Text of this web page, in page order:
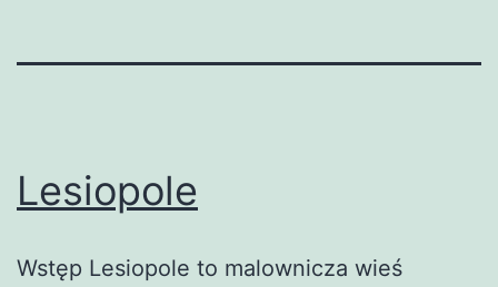
Lesiopole
Wstęp Lesiopole to malownicza wieś